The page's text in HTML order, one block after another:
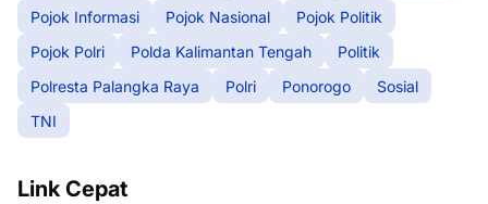
Pojok Informasi
Pojok Nasional
Pojok Politik
Pojok Polri
Polda Kalimantan Tengah
Politik
Polresta Palangka Raya
Polri Ponorogo
Sosial
TNI
Link Cepat